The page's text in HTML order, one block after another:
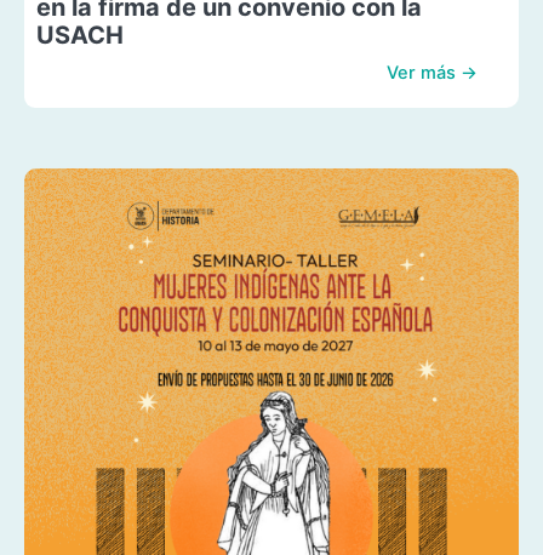
en la firma de un convenio con la
USACH
Ver más →